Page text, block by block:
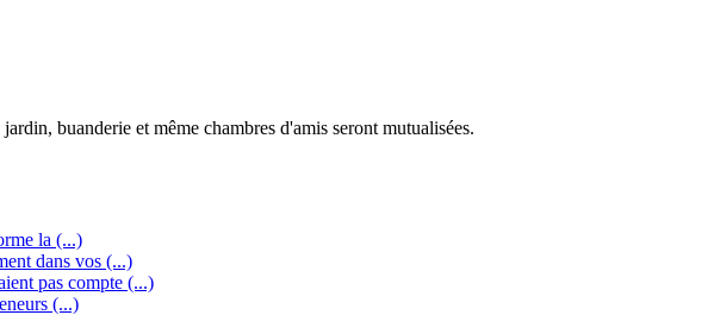
buanderie et même chambres d'amis seront mutualisées.
la (...)
dans vos (...)
pas compte (...)
(...)